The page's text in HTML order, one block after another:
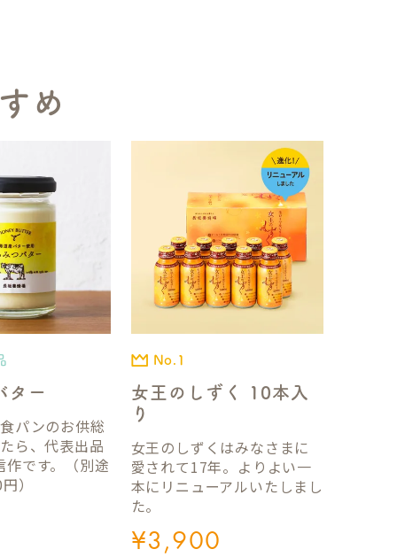
め
ター
パンのお供総
ら、代表出品
作です。（別途
）
No.1
女王のしずく 10本入
り
女王のしずくはみなさまに
愛されて17年。よりよい一
本にリニューアルいたしまし
た。
¥3,900